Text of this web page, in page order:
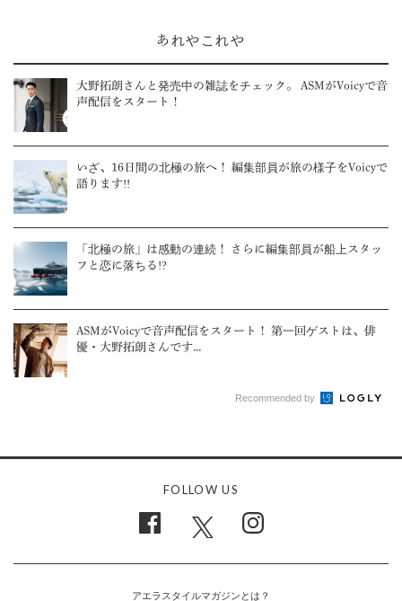
あれやこれや
大野拓朗さんと発売中の雑誌をチェック。 ASMがVoicyで音
声配信をスタート！
いざ、16日間の北極の旅へ！ 編集部員が旅の様子をVoicyで
語ります!!
「北極の旅」は感動の連続！ さらに編集部員が船上スタッ
フと恋に落ちる!?
ASMがVoicyで音声配信をスタート！ 第一回ゲストは、俳
優・大野拓朗さんです...
Recommended by
FOLLOW US
アエラスタイルマガジンとは？